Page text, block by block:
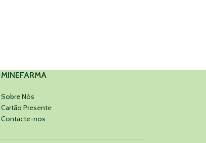
MINEFARMA
Sobre Nós
Cartão Presente
Contacte-nos